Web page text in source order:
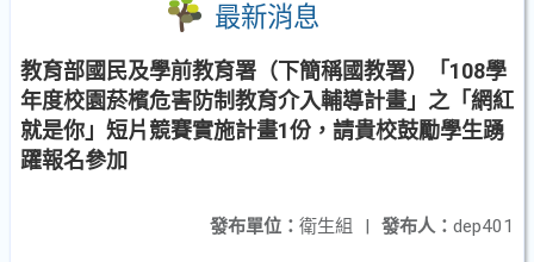
最新消息
教育部國民及學前教育署（下簡稱國教署）「108學
年度校園菸檳危害防制教育介入輔導計畫」之「網紅
就是你」短片競賽實施計畫1份，請貴校鼓勵學生踴
躍報名參加
發布人： dep401
發布單位： 衛生組 |